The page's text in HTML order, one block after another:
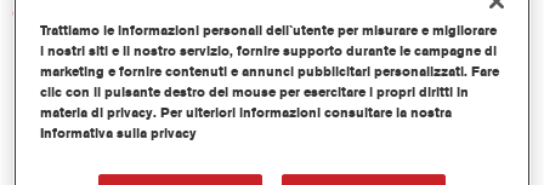
Caratteristiche del prodotto
Copertura e abbinamento colore eccellenti.
Veloce ed economica, aiuta ad incrementare i volumi delle
lavorazioni e la produttività.
Fa parte di un completo sistema di tinte e resine dedicato.
Ampia finestra di applicazione.
Flessibile – può essere usata in diverse condizioni climatiche
Trattiamo le informazioni personali dell`utente per misurare e migliorare
i nostri siti e il nostro servizio, fornire supporto durante le campagne di
marketing e fornire contenuti e annunci pubblicitari personalizzati. Fare
clic con il pulsante destro del mouse per esercitare i propri diritti in
materia di privacy. Per ulteriori informazioni consultare la nostra
Informativa sulla privacy